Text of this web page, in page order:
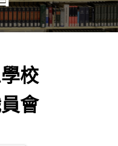
校
會